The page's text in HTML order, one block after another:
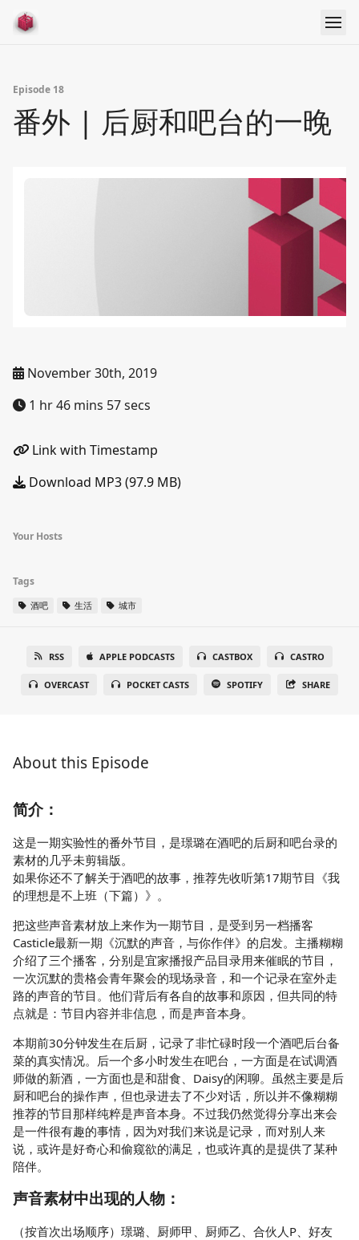
Episode 18
番外 | 后厨和吧台的一晚
November 30th, 2019
1 hr 46 mins 57 secs
Link with Timestamp
Download MP3 (97.9 MB)
Your Hosts
Tags
酒吧 生活 城市
RSS APPLE PODCASTS CASTBOX CASTRO
OVERCAST POCKET CASTS SPOTIFY SHARE
About this Episode
简介：
这是一期实验性的番外节目，是璟璐在酒吧的后厨和吧台录的
素材的几乎未剪辑版。
如果你还不了解关于酒吧的故事，推荐先收听第17期节目《我
的理想是不上班（下篇）》。
把这些声音素材放上来作为一期节目，是受到另一档播客
Casticle最新一期《沉默的声音，与你作伴》的启发。主播糊糊
介绍了三个播客，分别是宜家播报产品目录用来催眠的节目，
一次沉默的贵格会青年聚会的现场录音，和一个记录在室外走
路的声音的节目。他们背后有各自的故事和原因，但共同的特
点就是：节目内容并非信息，而是声音本身。
本期前30分钟发生在后厨，记录了非忙碌时段一个酒吧后台备
菜的真实情况。后一个多小时发生在吧台，一方面是在试调酒
师做的新酒，一方面也是和甜食、Daisy的闲聊。虽然主要是后
厨和吧台的操作声，但也录进去了不少对话，所以并不像糊糊
推荐的节目那样纯粹是声音本身。不过我仍然觉得分享出来会
是一件很有趣的事情，因为对我们来说是记录，而对别人来
说，或许是好奇心和偷窥欲的满足，也或许真的是提供了某种
陪伴。
声音素材中出现的人物：
（按首次出场顺序）璟璐、厨师甲、厨师乙、合伙人P、好友